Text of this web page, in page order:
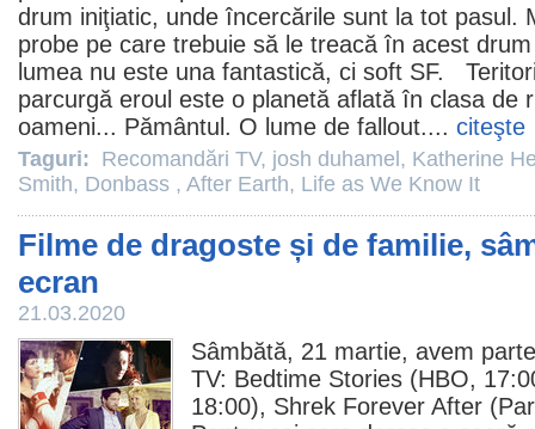
drum iniţiatic, unde încercările sunt la tot pasul.
probe pe care trebuie să le treacă în acest
lumea nu este una fantastică, ci soft SF.
parcurgă eroul este o planetă aflată în clasa de
oameni... Pământul. O lume de fallout.... citeşte
Taguri: Recomandări TV, josh duhamel , Katherine
Smith, Donbass , After Earth, Life as We Know It
Filme de dragoste și de familie,
ecran
21.03.2020
Sâmbătă, 21 martie, avem
TV: Bedtime Stories (HBO,
18:00), Shrek Forever After